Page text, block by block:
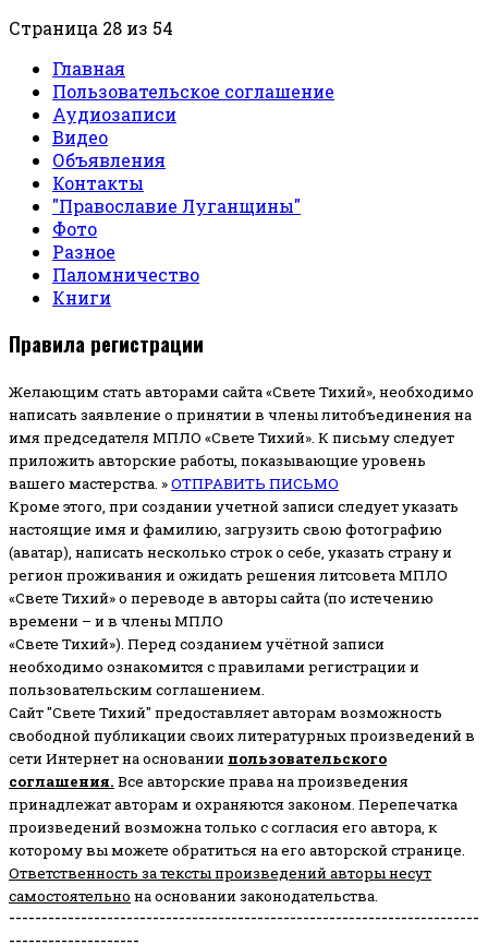
Страница 28 из 54
Главная
Пользовательское соглашение
Аудиозаписи
Видео
Объявления
Контакты
"Православие Луганщины"
Фото
Разное
Паломничество
Книги
Правила регистрации
Желающим стать авторами сайта «Свете Тихий», необходимо
написать заявление о принятии в члены литобъединения на
имя председателя МПЛО «Свете Тихий». К письму следует
приложить авторские работы, показывающие уровень
вашего мастерства. »ОТПРАВИТЬ ПИСЬМО
Кроме этого, при создании учетной записи следует указать
настоящие имя и фамилию, загрузить свою фотографию
(аватар), написать несколько строк о себе, указать страну и
регион проживания и ожидать решения литсовета МПЛО
«Свете Тихий» о переводе в авторы сайта (по истечению
времени – и в члены МПЛО
«Свете Тихий»). Перед созданием учётной записи
необходимо ознакомится с правилами регистрации и
пользовательским соглашением.
Сайт "Свете Тихий" предоставляет авторам возможность
свободной публикации своих литературных произведений в
сети Интернет на основании пользовательского
соглашения. Все авторские права на произведения
принадлежат авторам и охраняются законом. Перепечатка
произведений возможна только с согласия его автора, к
которому вы можете обратиться на его авторской странице.
Ответственность за тексты произведений авторы несут
самостоятельно на основании законодательства.
------------------------------------------------------------------------
--------------------